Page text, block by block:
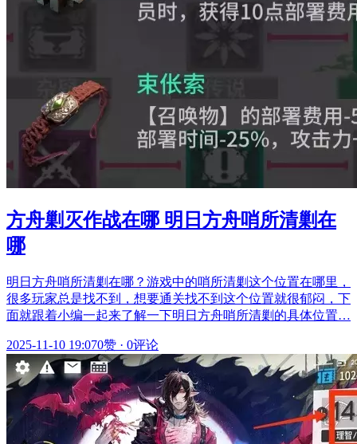
方舟剿灭作战在哪 明日方舟哨所清剿在
哪
明日方舟哨所清剿在哪？游戏中的哨所清剿这个位置在哪里，
很多玩家总是找不到，想要通关找不到这个位置就很郁闷，下
面就跟着小编一起来了解一下明日方舟哨所清剿的具体位置…
2025-11-10 19:070赞 · 0评论